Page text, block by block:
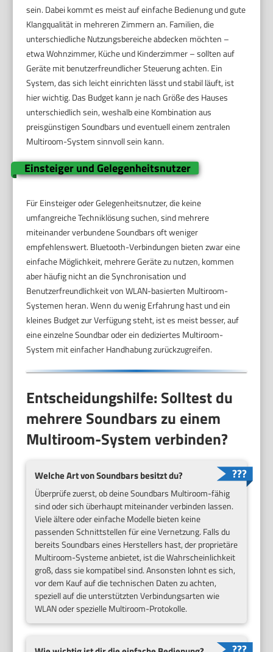
sein. Dabei kommt es meist auf einfache Bedienung und gute
Klangqualität in mehreren Zimmern an. Familien, die
unterschiedliche Nutzungsbereiche abdecken möchten –
etwa Wohnzimmer, Küche und Kinderzimmer – sollten auf
Geräte mit benutzerfreundlicher Steuerung achten. Ein
System, das sich leicht einrichten lässt und stabil läuft, ist
hier wichtig. Das Budget kann je nach Größe des Hauses
unterschiedlich sein, weshalb eine Kombination aus
preisgünstigen Soundbars und eventuell einem zentralen
Multiroom-System sinnvoll sein kann.
Einsteiger und Gelegenheitsnutzer
Für Einsteiger oder Gelegenheitsnutzer, die keine
umfangreiche Techniklösung suchen, sind mehrere
miteinander verbundene Soundbars oft weniger
empfehlenswert. Bluetooth-Verbindungen bieten zwar eine
einfache Möglichkeit, mehrere Geräte zu nutzen, kommen
aber häufig nicht an die Synchronisation und
Benutzerfreundlichkeit von WLAN-basierten Multiroom-
Systemen heran. Wenn du wenig Erfahrung hast und ein
kleines Budget zur Verfügung steht, ist es meist besser, auf
eine einzelne Soundbar oder ein dediziertes Multiroom-
System mit einfacher Handhabung zurückzugreifen.
Entscheidungshilfe: Solltest du
mehrere Soundbars zu einem
Multiroom-System verbinden?
Welche Art von Soundbars besitzt du?
Überprüfe zuerst, ob deine Soundbars Multiroom-fähig
sind oder sich überhaupt miteinander verbinden lassen.
Viele ältere oder einfache Modelle bieten keine
passenden Schnittstellen für eine Vernetzung. Falls du
bereits Soundbars eines Herstellers hast, der proprietäre
Multiroom-Systeme anbietet, ist die Wahrscheinlichkeit
groß, dass sie kompatibel sind. Ansonsten lohnt es sich,
vor dem Kauf auf die technischen Daten zu achten,
speziell auf die unterstützten Verbindungsarten wie
WLAN oder spezielle Multiroom-Protokolle.